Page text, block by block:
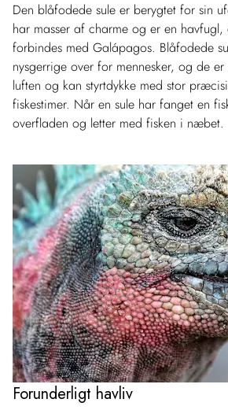
Den blåfodede sule er berygtet for sin
har masser af charme og er en
forbindes med Galápagos. Blåfodede
nysgerrige over for mennesker, og de
luften og kan styrtdykke med stor
fiskestimer. Når en sule har fanget en
overfladen og letter med fisken i næbet.
Forunderligt havliv